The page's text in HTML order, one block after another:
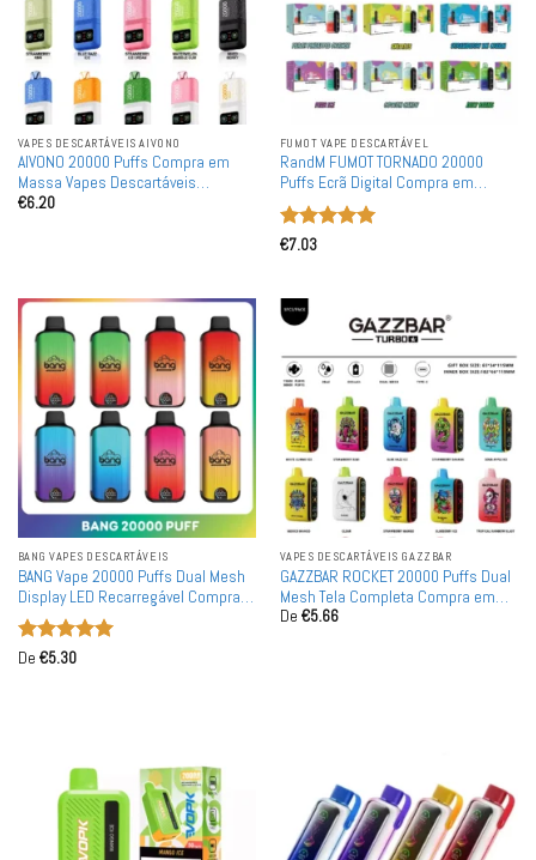
VAPES DESCARTÁVEIS ​​AIVONO
AIVONO 20000 Puffs Compra em
Massa Vapes Descartáveis
Recarregáveis por Atacado
€6.20
FUMOT VAPE DESCARTÁVEL
RandM FUMOT TORNADO 20000
Puffs Ecrã Digital Compra em
Massa Vapes Descartáveis
Recarregáveis por Atacado
Avaliação
€7.03
BANG VAPES DESCARTÁVEIS
BANG Vape 20000 Puffs Dual Mesh
Display LED Recarregável Compra
em Massa Vape Descartável por
Atacado
Avaliação
De €5.30
VAPES DESCARTÁVEIS ​​GAZZBAR
GAZZBAR ROCKET 20000 Puffs Dual
Mesh Tela Completa Compra em
Massa Vapes Descartáveis
De €5.66